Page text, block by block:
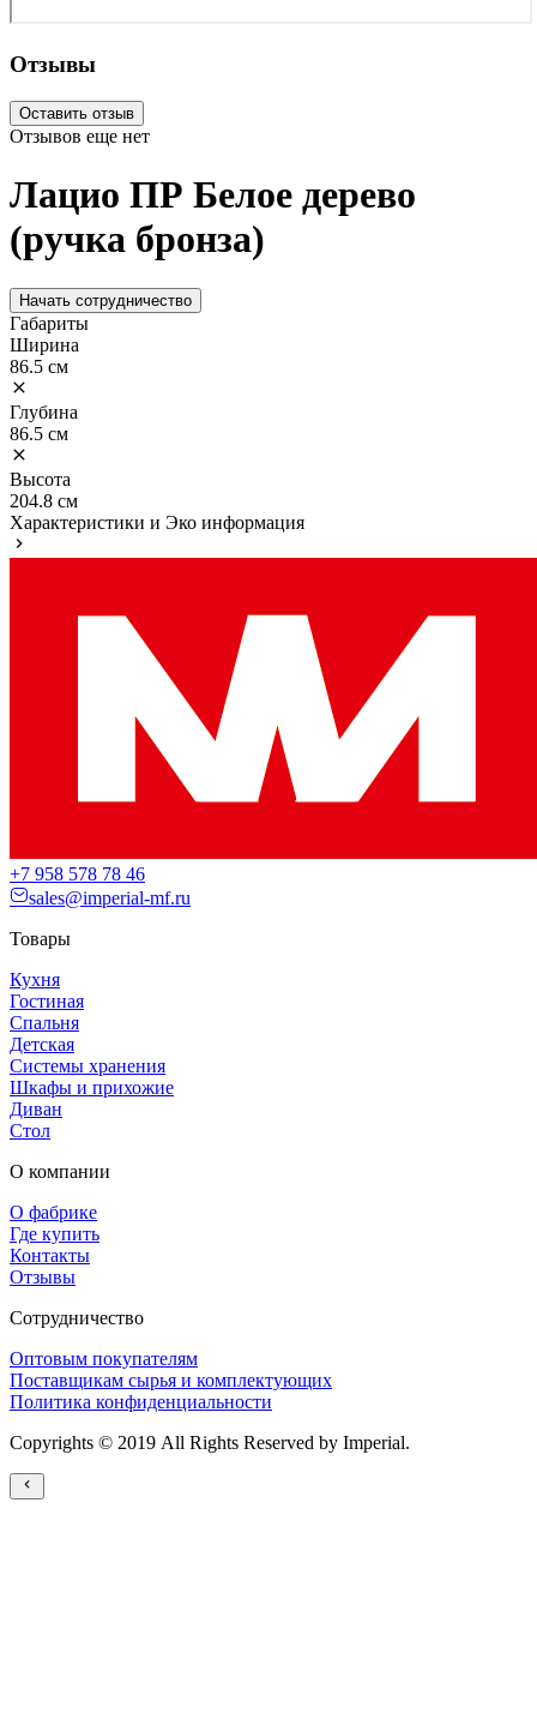
Отзывы
Оставить отзыв
Отзывов еще нет
Лацио ПР Белое дерево
(ручка бронза)
Начать сотрудничество
Габариты
Ширина
86.5 см
Глубина
86.5 см
Высота
204.8 см
Характеристики и Эко информация
+7 958 578 78 46
sales@imperial-mf.ru
Товары
Кухня
Гостиная
Спальня
Детская
Системы хранения
Шкафы и прихожие
Диван
Стол
О компании
О фабрике
Где купить
Контакты
Отзывы
Сотрудничество
Оптовым покупателям
Поставщикам сырья и комплектующих
Политика конфиденциальности
Copyrights © 2019 All Rights Reserved by Imperial.